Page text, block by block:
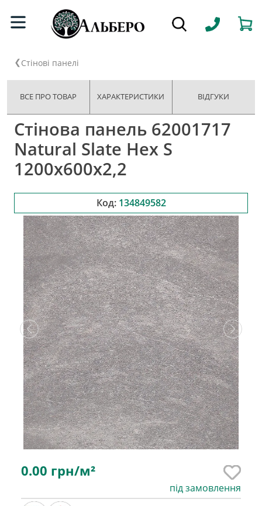
Стінові панелі
ВСЕ ПРО ТОВАР ХАРАКТЕРИСТИКИ ВІДГУКИ
Стінова панель 62001717
Natural Slate Hex S
1200x600x2,2
Код: 134849582
0.00 грн/м²
під замовлення